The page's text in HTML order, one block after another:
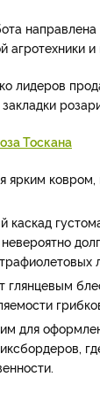
агротехники
лидеров
Тоскана
ярким
глянцевым
для